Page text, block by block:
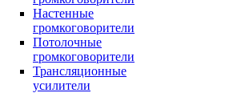
Настенные
громкоговорители
Потолочные
громкоговорители
Трансляционные
усилители